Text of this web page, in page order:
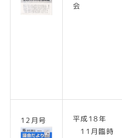
会
12月号
平成18年
11月臨時